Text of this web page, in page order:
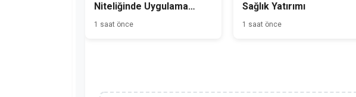
Niteliğinde Uygulama
Kars'tan Başladı
1 saat önce
Sağlık Yatırımı
1 saat önce